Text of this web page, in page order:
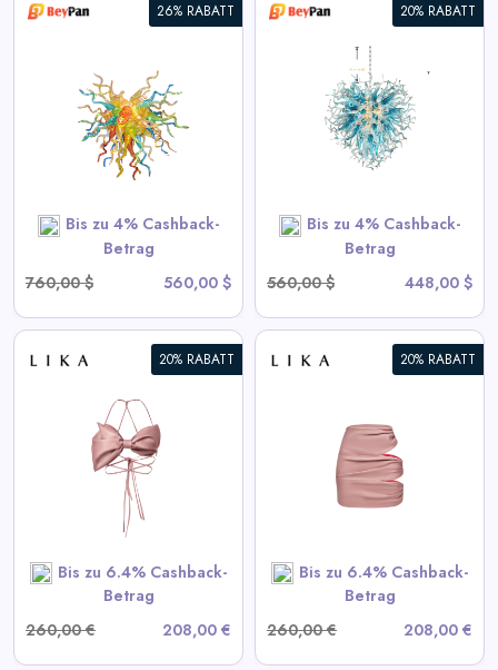
26% RABATT
Bis zu 4% Cashback-
Betrag
760,00 $
560,00 $
20% RABATT
Bis zu 4% Cashback-
Betrag
560,00 $
448,00 $
Blown Glass Chandeliers
Chihuly Style Blau
View All BeyPan Deals
SHOP NOW
20% RABATT
Bis zu 6.4% Cashback-
Betrag
260,00 €
208,00 €
20% RABATT
Bis zu 6.4% Cashback-
Betrag
260,00 €
208,00 €
Drapierte Pink-Minirock
View All LIKA Deals